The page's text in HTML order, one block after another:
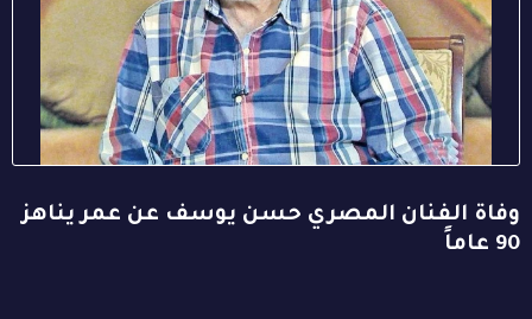
وفاة الفنان المصري حسن يوسف عن عمر يناهز
90 عاماً